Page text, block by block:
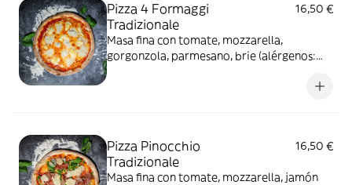
Pizza 4 Formaggi
Tradizionale
16,50 €
Masa fina con tomate, mozzarella,
gorgonzola, parmesano, brie (alérgenos:
Pizza Pinocchio
Tradizionale
16,50 €
Masa fina con tomate, mozzarella, jamón